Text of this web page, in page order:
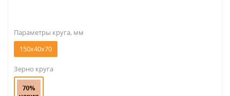
Параметры круга, мм
150x40x70
Зерно круга